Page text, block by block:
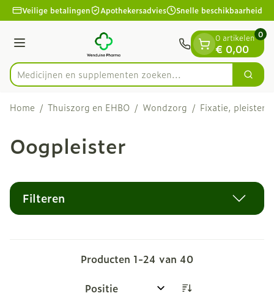
Ga naar de inhoud
1 van 1
Veilige betalingen Apothekersadvies Snelle beschikbaarheid
Menu
Product, merk, categorie...
Medicijnen en supplementen z Zoek
0 artikelen
€ 0,00
0
Home / Thuiszorg en EHBO / Wondzorg / Fixatie, pleisters
Oogpleister
Filteren
Producten 1-24 van 40
Sorteer op: